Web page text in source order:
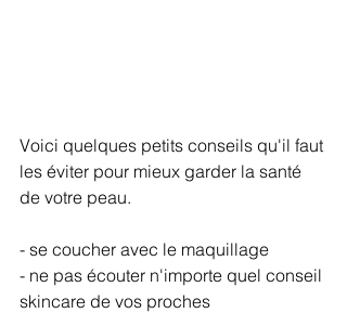
Voici quelques petits conseils qu'il faut
les éviter pour mieux garder la santé
de votre peau.
- se coucher avec le maquillage
- ne pas écouter n'importe quel conseil
skincare de vos proches